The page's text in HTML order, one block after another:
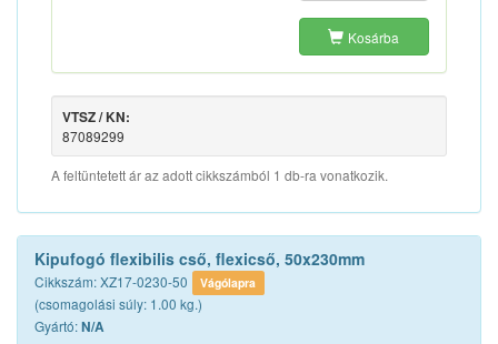
Kosárba
VTSZ / KN:
87089299
A feltüntetett ár az adott cikkszámból 1 db-ra vonatkozik.
Kipufogó flexibilis cső, flexicső, 50x230mm
Cikkszám: XZ17-0230-50 Vágólapra
(csomagolási súly: 1.00 kg.)
Gyártó:N/A